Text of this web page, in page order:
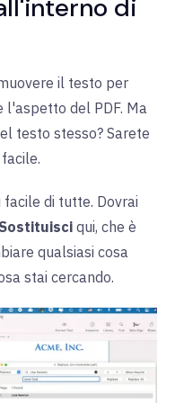
di
il testo per
l'aspetto del PDF. Ma
testo stesso? Sarete
di tutte. Dovrai
qui, che è
qualsiasi cosa
stai cercando.